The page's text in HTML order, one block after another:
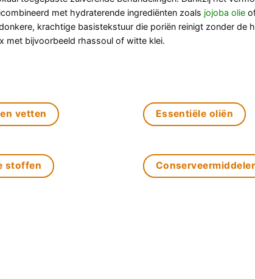
met hydraterende ingrediënten zoals jojoba olie
krachtige basistekstuur die poriën reinigt zonder de
met bijvoorbeeld rhassoul of witte klei.
vetten Essentiële oliën
stoffen